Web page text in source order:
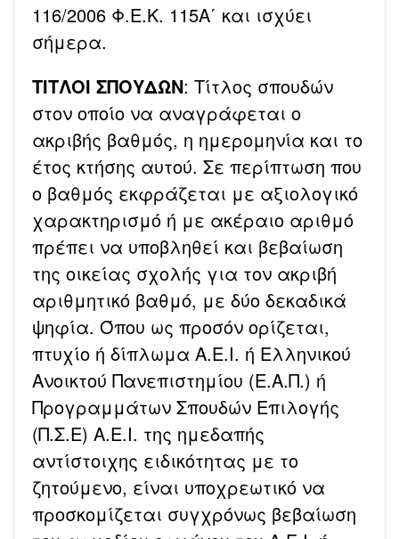
116/2006 Φ.Ε.Κ. 115Α΄ και ισχύει
σήμερα.
ΤΙΤΛΟΙ ΣΠΟΥΔΩΝ: Τίτλος σπουδών
στον οποίο να αναγράφεται ο
ακριβής βαθμός, η ημερομηνία και το
έτος κτήσης αυτού. Σε περίπτωση που
ο βαθμός εκφράζεται με αξιολογικό
χαρακτηρισμό ή με ακέραιο αριθμό
πρέπει να υποβληθεί και βεβαίωση
της οικείας σχολής για τον ακριβή
αριθμητικό βαθμό, με δύο δεκαδικά
ψηφία. Όπου ως προσόν ορίζεται,
πτυχίο ή δίπλωμα Α.Ε.Ι. ή Ελληνικού
Ανοικτού Πανεπιστημίου (Ε.Α.Π.) ή
Προγραμμάτων Σπουδών Επιλογής
(Π.Σ.Ε) Α.Ε.Ι. της ημεδαπής
αντίστοιχης ειδικότητας με το
ζητούμενο, είναι υποχρεωτικό να
προσκομίζεται συγχρόνως βεβαίωση